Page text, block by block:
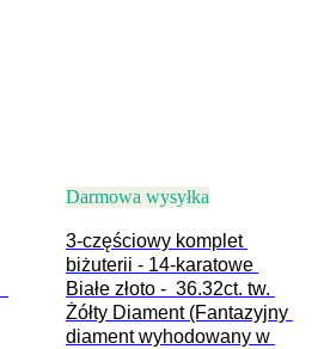
Darmowa wysyłka
3-częściowy komplet
biżuterii - 14-karatowe
Białe złoto -  36.32ct. tw.
Żółty Diament (Fantazyjny
diament wyhodowany w